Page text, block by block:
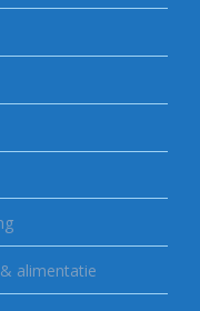
alimentatie